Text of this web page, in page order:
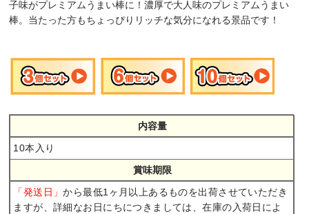
子味がプレミアムうまい棒に！濃厚で大人味のプレミアムうまい
棒。当たった方もちょっぴりリッチな気分になれる景品です！
内容量
10本入り
賞味期限
「発送日」から最低1ヶ月以上あるものを出荷させていただき
ますが、詳細なお日にちにつきましては、在庫の入荷日によ